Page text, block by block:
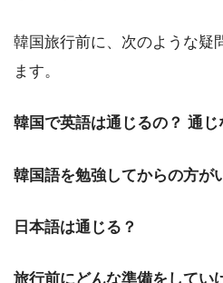
韓国旅行前に、次のような疑
ます。
韓国で英語は通じるの？ 通じ
韓国語を勉強してからの方が
日本語は通じる？
旅行前にどんな準備をしてい